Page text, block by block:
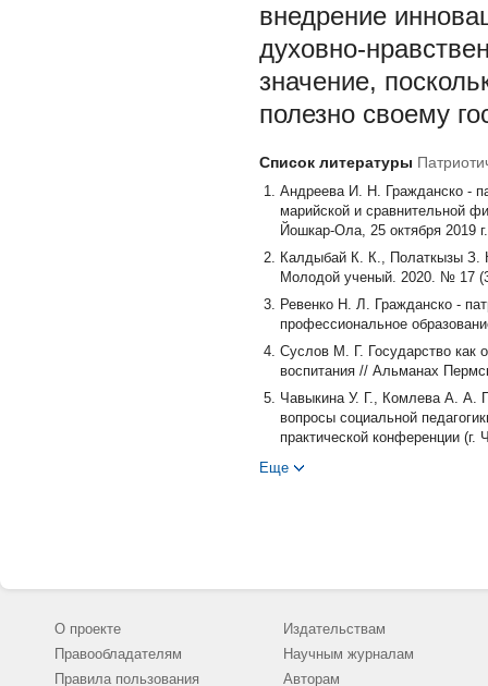
внедрение
духовно-
значение,
полезно своему
Список литературы
Андреева И. Н. Гражданско -
марийской и сравнительной
Йошкар-Ола, 25 октября 2019
Калдыбай К. К., Полаткызы З.
Молодой ученый. 2020. № 17
Ревенко Н. Л. Гражданско -
профессиональное
Суслов М. Г. Государство как
воспитания // Альманах
Чавыкина У. Г., Комлева А. А.
вопросы социальной
практической конференции
Еще
О проекте
Правообладателям
Правила пользования
Издательствам
Научным журналам
Авторам